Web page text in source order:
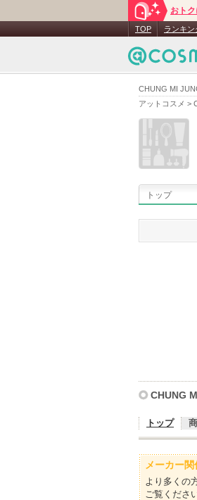
CHUNG MI
アットコスメ >
おト
TOP ランキン
トップ
CHUNG
トップ
メーカー
より多くの
ご覧くださ